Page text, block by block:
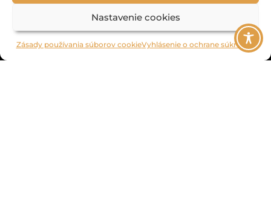
Nastavenie cookies
Zásady používania súborov cookieVyhlásenie o ochrane súkromia
We use cookies to ensure that you have the best experience on our website. If
Learn more
OK